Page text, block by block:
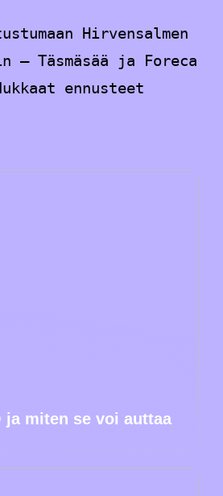
Hirvensalmen
– Täsmäsää ja Foreca
ennusteet
ja miten se voi auttaa